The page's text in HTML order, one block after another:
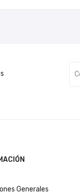
Generales